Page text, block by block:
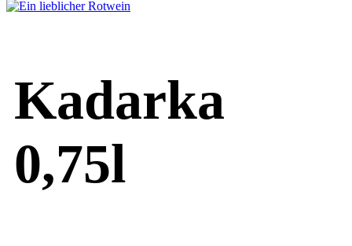
Kadarka
0,75l